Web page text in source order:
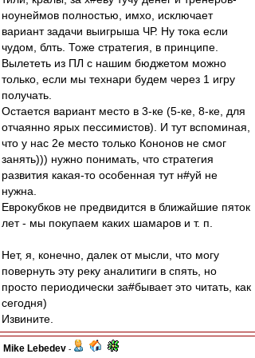
ноунеймов полностью, имхо, исключает
вариант задачи выигрыша ЧР. Ну тока если
чудом, блть. Тоже стратегия, в принципе.
Вылететь из ПЛ с нашим бюджетом можно
только, если мы технари будем через 1 игру
получать.
Остается вариант место в 3-ке (5-ке, 8-ке, для
отчаянно ярых пессимистов). И тут вспоминая,
что у нас 2е место только Кононов не смог
занять))) нужно понимать, что стратегия
развития какая-то особенная тут н#уй не
нужна.
Еврокубков не предвидится в ближайшие пяток
лет - мы покупаем каких шамаров и т. п.
Нет, я, конечно, далек от мысли, что могу
повернуть эту реку аналитиги в спять, но
просто периодически за#бывает это читать, как
сегодня)
Извините.
Mike Lebedev -